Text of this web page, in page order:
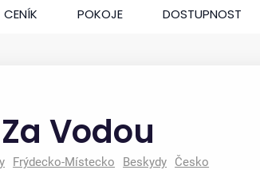
CENÍK POKOJE DOSTUPNOST
0
Vodou
Frýdecko-Místecko Beskydy Česko